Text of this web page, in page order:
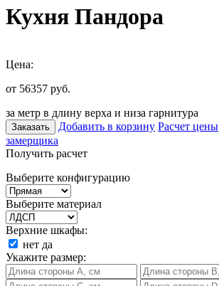
Кухня Пандора
Цена:
от 56357 руб.
за метр в длину верха и низа гарнитура
Заказать Добавить в корзину Расчет цены
замерщика
Получить расчет
Выберите конфигурацию
Выберите материал
Верхние шкафы:
нет да
Укажите размер: